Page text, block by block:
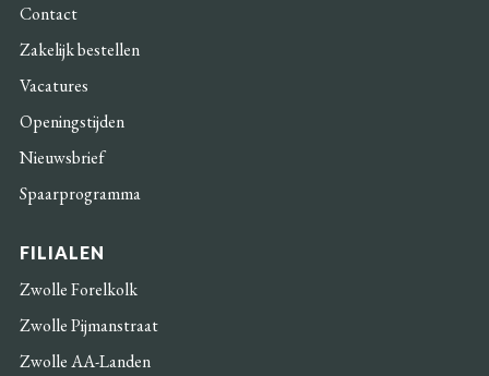
Contact
Zakelijk bestellen
Vacatures
Openingstijden
Nieuwsbrief
Spaarprogramma
FILIALEN
Zwolle Forelkolk
Zwolle Pijmanstraat
Zwolle AA-Landen